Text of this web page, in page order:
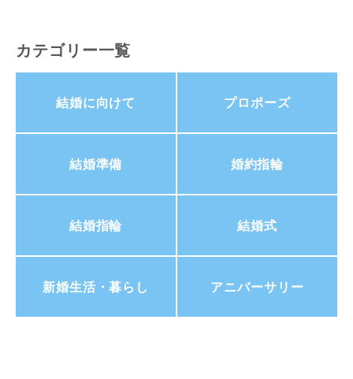
カテゴリー一覧
結婚に向けて プロポーズ
結婚準備 婚約指輪
結婚指輪 結婚式
新婚生活・暮らし アニバーサリー